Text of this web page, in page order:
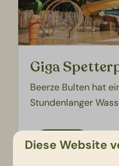
Giga
Beerze Bulten hat
Stundenlanger
Mehr
Diese Website